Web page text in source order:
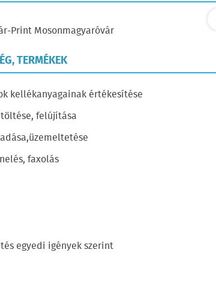
Print Mosonmagyaróvár
TERMÉKEK
kellékanyagainak értékesítése
felújítása
faxolás
egyedi igények szerint